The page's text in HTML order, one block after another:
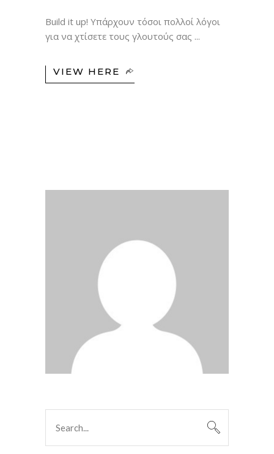
Build it up! Υπάρχουν τόσοι πολλοί λόγοι
για να χτίσετε τους γλουτούς σας
VIEW HERE
for: